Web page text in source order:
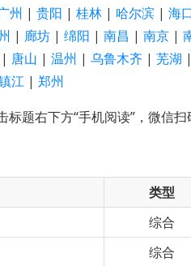
州 | 贵阳 | 桂林 | 哈尔滨 | 海
| 廊坊 | 绵阳 | 南昌 | 南京 |
| 唐山 | 温州 | 乌鲁木齐 | 芜湖 |
江 | 郑州
标题右下方“手机阅读”，微信
类型
综合
综合